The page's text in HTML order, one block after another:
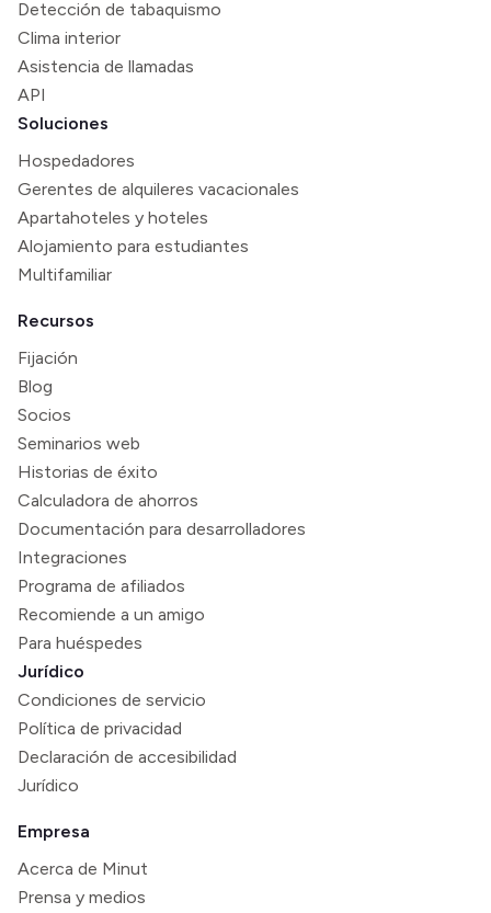
Detección de tabaquismo
Clima interior
Asistencia de llamadas
API
Soluciones
Hospedadores
Gerentes de alquileres vacacionales
Apartahoteles y hoteles
Alojamiento para estudiantes
Multifamiliar
Recursos
Fijación
Blog
Socios
Seminarios web
Historias de éxito
Calculadora de ahorros
Documentación para desarrolladores
Integraciones
Programa de afiliados
Recomiende a un amigo
Para huéspedes
Jurídico
Condiciones de servicio
Política de privacidad
Declaración de accesibilidad
Jurídico
Empresa
Acerca de Minut
Prensa y medios